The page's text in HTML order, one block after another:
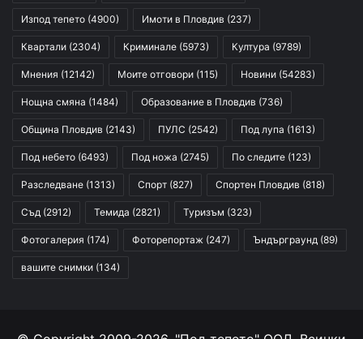
Изпод тепето (4900) Имоти в Пловдив (237)
Квартали (2304) Криминале (5973) Култура (9789)
Мнения (12142) Моите отговори (115) Новини (54283)
Нощна смяна (1484) Образование в Пловдив (736)
Община Пловдив (2143) ПУЛС (2542) Под лупа (1613)
Под небето (6493) Под ножа (2745) По следите (123)
Разследване (1313) Спорт (827) Спортен Пловдив (818)
Съд (2912) Темида (2821) Туризъм (323)
Фотогалерия (174) Фоторепортаж (247) Ъндърграунд (89)
вашите снимки (134)